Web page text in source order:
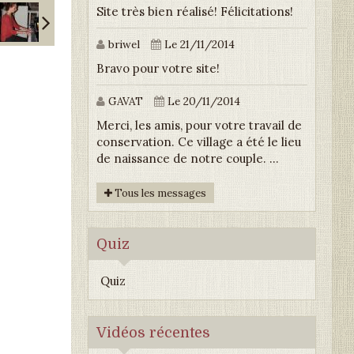
Site très bien réalisé! Félicitations!
briwel Le 21/11/2014
Bravo pour votre site!
GAVAT Le 20/11/2014
Merci, les amis, pour votre travail de
conservation. Ce village a été le lieu
de naissance de notre couple. ...
Tous les messages
Quiz
Quiz
Vidéos récentes